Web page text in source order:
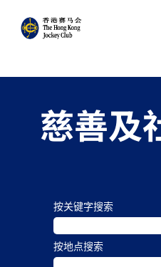
慈善及
按关键字搜索
按地点搜索